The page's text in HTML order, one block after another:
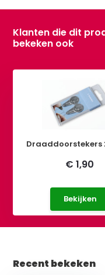
Klanten die dit
bekeken ook
€ 1,90
Bekijken
Recent bekeken